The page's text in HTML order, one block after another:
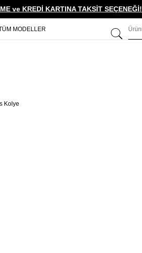
ve KREDİ KARTINA TAKSİT SEÇENEĞİ!
MODELLER